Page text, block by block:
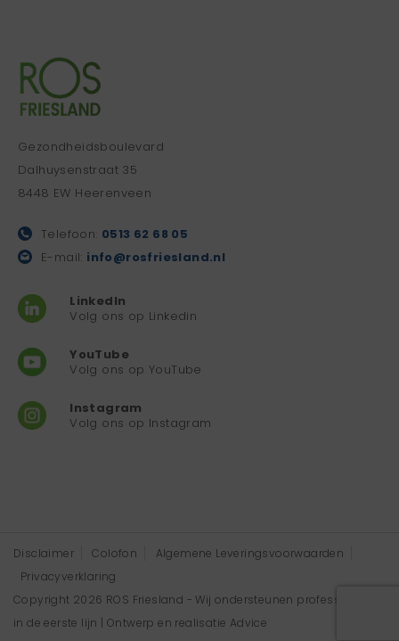
Gezondheidsboulevard
Dalhuysenstraat 35
8448 EW Heerenveen
Telefoon: 0513 62 68 05
E-mail: info@rosfriesland.nl
LinkedIn
Volg ons op Linkedin
YouTube
Volg ons op YouTube
Instagram
Volg ons op Instagram
Disclaimer Colofon
Algemene Leveringsvoorwaarden
Privacyverklaring
Copyright 2026 ROS Friesland - Wij ondersteunen professionals
in de eerste lijn | Ontwerp en realisatie Advice